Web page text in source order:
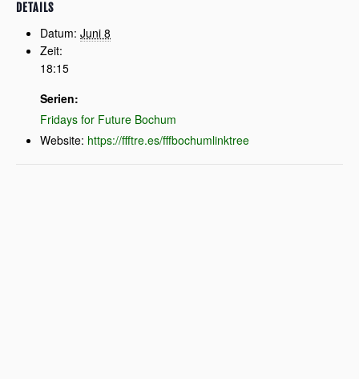
DETAILS
Datum: Juni 8
Zeit:
18:15
Serien:
Fridays for Future Bochum
Website: https://ffftre.es/fffbochumlinktree